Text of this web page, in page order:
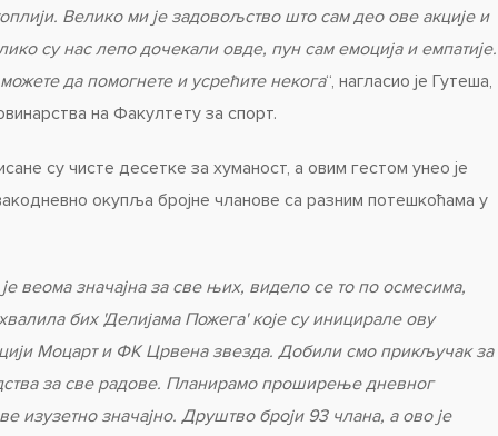
Велико ми је задовољство што сам део ове акције и
су нас лепо дочекали овде, пун сам емоција и емпатије.
да помогнете и усрећите некога“, нагласио је Гутеша,
на Факултету за спорт.
су чисте десетке за хуманост, а овим гестом унео је
окупља бројне чланове са разним потешкоћама у
веома значајна за све њих, видело се то по осмесима,
бих 'Делијама Пожега' које су иницирале ову
Моцарт и ФК Црвена звезда. Добили смо прикључак за
за све радове. Планирамо проширење дневног
изузетно значајно. Друштво броји 93 члана, а ово је